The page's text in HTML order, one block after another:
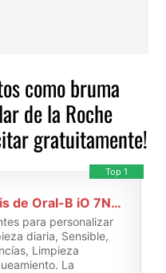
como bruma
de la Roche
gratuitamente!
Top 1
Muestras gratis de Oral-B iO 7N Cepillo de Dientes Eléctrico con Mango Recargable
para personalizar
diaria, Sensible,
Limpieza
La